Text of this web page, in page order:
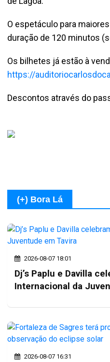
O espetáculo para
duração de 120 minutos
Os bilhetes já estão à
https://
Descontos através do
(+) Bora Lá
2026-08-07 18:01
Dj’s Paplu e Davilla
Internacional da
2026-08-07 16:31